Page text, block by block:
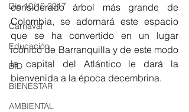
Día 10/10 2017
Carnaval
Educación
BID
BIENESTAR
AMBIENTAL
considerado árbol más grande de
Colombia, se adornará este espacio
que se ha convertido en un lugar
icónico de Barranquilla y de este modo
la capital del Atlántico le dará la
bienvenida a la época decembrina.